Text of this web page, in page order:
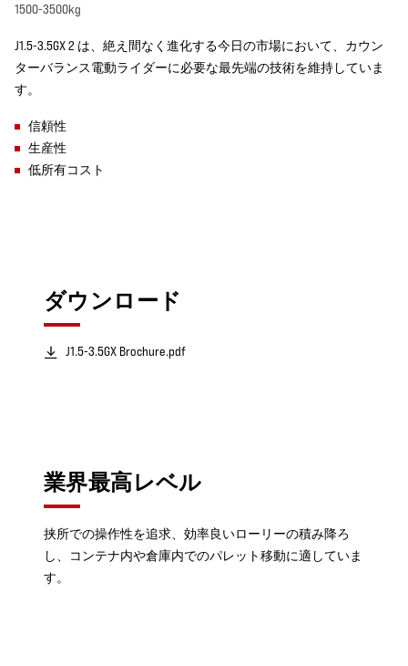
1500-3500kg
J1.5-3.5GX 2 は、絶え間なく進化する今日の市場において、カウン
ターバランス電動ライダーに必要な最先端の技術を維持していま
す。
信頼性
生産性
低所有コスト
ダウンロード
J1.5-3.5GX Brochure.pdf
業界最高レベル
挟所での操作性を追求、効率良いローリーの積み降ろ
し、コンテナ内や倉庫内でのパレット移動に適していま
す。